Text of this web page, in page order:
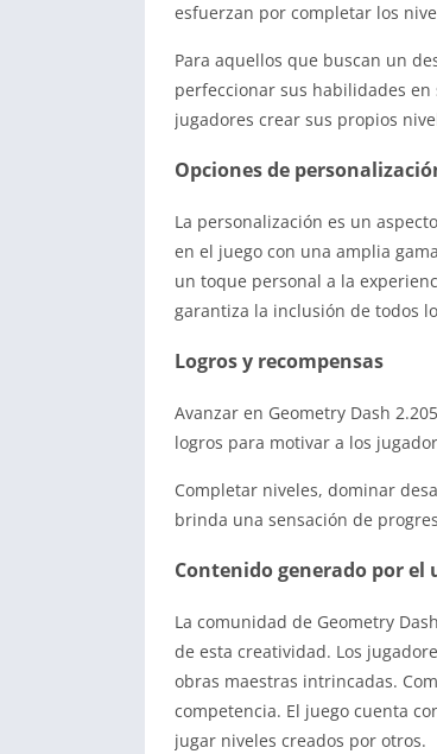
esfuerzan por completar los
Para aquellos que buscan un
perfeccionar sus habilidades
jugadores crear sus propios
Opciones de
La personalización es un
en el juego con una amplia
un toque personal a la
garantiza la inclusión de todos
Logros y recompensas
Avanzar en Geometry Dash
logros para motivar a los
Completar niveles, dominar
brinda una sensación de
Contenido generado por el
La comunidad de Geometry
de esta creatividad. Los
obras maestras intrincadas.
competencia. El juego cuenta
jugar niveles creados por otros.